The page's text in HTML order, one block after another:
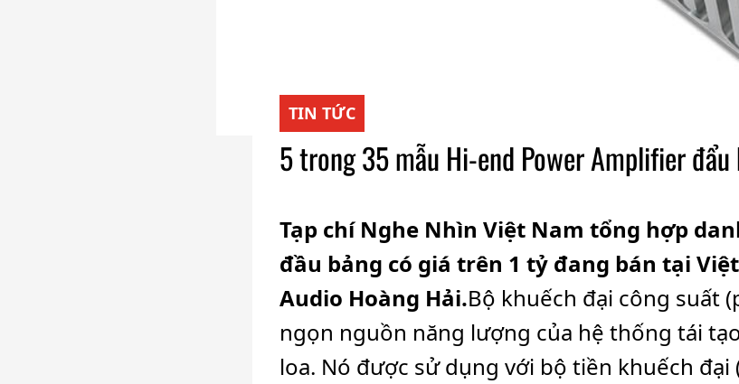
TIN TỨC
5 trong 35 mẫu Hi-end Power Amplifier
Tạp chí Nghe Nhìn Việt Nam tổng hợp
đầu bảng có giá trên 1 tỷ đang bán tại
Audio Hoàng Hải.Bộ khuếch đại công suất
ngọn nguồn năng lượng của hệ thống tái
loa. Nó được sử dụng với bộ tiền khuếch